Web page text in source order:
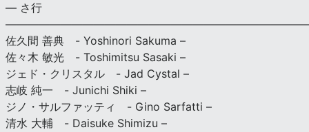
— さ行
佐久間 善典 - Yoshinori Sakuma –
佐々木 敏光 - Toshimitsu Sasaki –
ジェド・クリスタル - Jad Cystal –
志岐 純一 - Junichi Shiki –
ジノ・サルファッティ - Gino Sarfatti –
清水 大輔 - Daisuke Shimizu –